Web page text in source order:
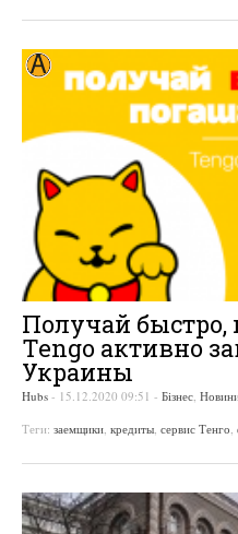
Получай быстро,
Tengo активно
Украины
Hubs - 15.12.2020 09:51 - Бізнес,
Теги: заемщики, кредиты, сервис Тенго,